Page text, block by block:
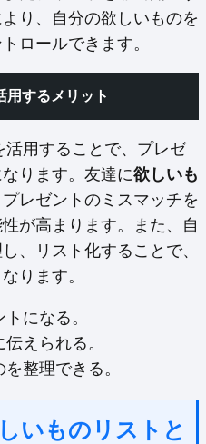
り、自分の欲しいものを
ロールできます。
用するメリット
用することで、プレゼ
ります。友達に欲しいも
レゼントのミスマッチを
が高まります。また、自
、リスト化することで、
ります。
になる。
えられる。
整理できる。
いものリストと